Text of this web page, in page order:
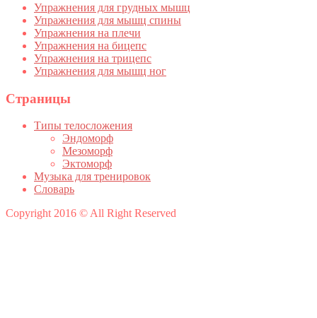
Упражнения для грудных мышц
Упражнения для мышц спины
Упражнения на плечи
Упражнения на бицепс
Упражнения на трицепс
Упражнения для мышц ног
Страницы
Типы телосложения
Эндоморф
Мезоморф
Эктоморф
Музыка для тренировок
Словарь
Copyright 2016 © All Right Reserved